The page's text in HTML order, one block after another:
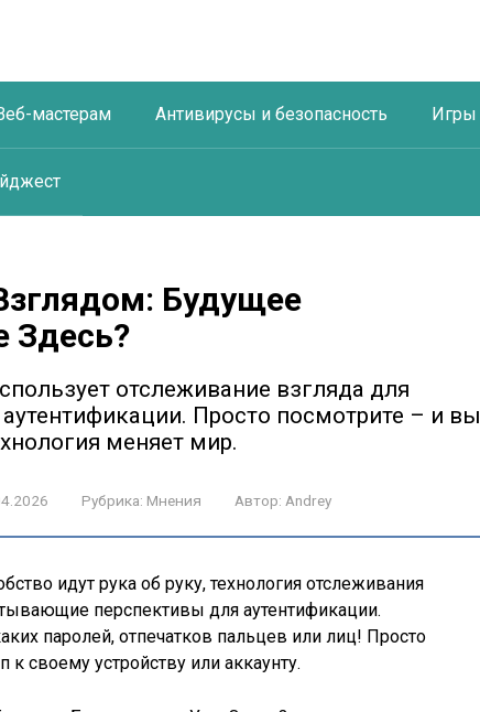
мастерам Антивирусы и безопасность Игры
Будущее
Здесь?
отслеживание взгляда для
Просто посмотрите – и вы
меняет мир.
Рубрика: Мнения Автор: Andrey
идут рука об руку, технология отслеживания
перспективы для аутентификации.
паролей, отпечатков пальцев или лиц! Просто
к своему устройству или аккаунту.